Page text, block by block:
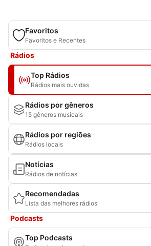
Favoritos
Favoritos e Recentes
Rádios
Top Rádios
Rádios mais ouvidas
Rádios por gêneros
15 gêneros musicais
Rádios por regiões
Rádios locais
Notícias
Rádios de notícias
Recomendadas
Lista das melhores rádios
Podcasts
Top Podcasts